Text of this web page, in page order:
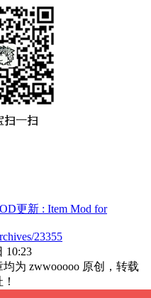
更新 : Item Mod for
23355
10:23
为 zwwooooo 原创，转载